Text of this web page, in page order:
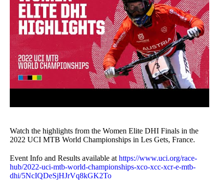
Watch the highlights from the Women Elite DHI Finals in the
2022 UCI MTB World Championships in Les Gets, France.
Event Info and Results available at https://www.uci.org/race-
hub/2022-uci-mtb-world-championships-xco-xcc-xcr-e-mtb-
dhi/5NcIQDeSjHJrVq8kGK2To